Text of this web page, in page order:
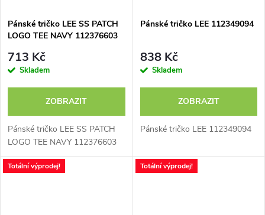
Pánské tričko LEE SS PATCH
LOGO TEE NAVY 112376603
713 Kč
Skladem
ZOBRAZIT
Pánské tričko LEE SS PATCH
LOGO TEE NAVY 112376603
Pánské tričko LEE 112349094
838 Kč
Skladem
ZOBRAZIT
Pánské tričko LEE 112349094
Totální výprodej! Totální výprodej!